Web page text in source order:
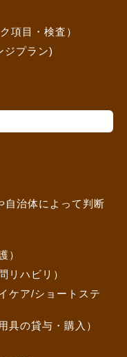
項目・検査）
ジプラン)
自治体によって判断
）
リハビリ）
ケア/ショートステ
具の貸与・購入）